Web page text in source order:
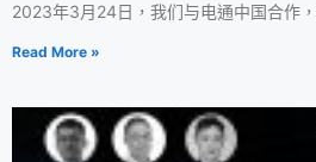
2023年3月24日，我们与电通中国合作
Read More »